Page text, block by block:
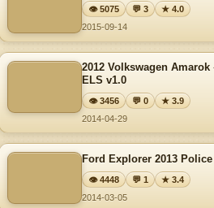
👁 5075 💬 3
★ 4.0
2015-09-14
2012 Volkswagen
ELS v1.0
👁 3456 💬 0
★ 3.9
2014-04-29
Ford Explorer 2013
👁 4448 💬 1
★ 3.4
2014-03-05